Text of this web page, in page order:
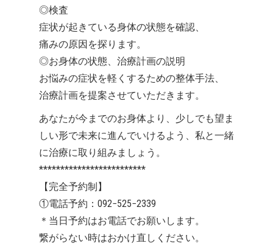
◎検査
症状が起きている身体の状態を確認、
痛みの原因を探ります。
◎お身体の状態、治療計画の説明
お悩みの症状を軽くするための整体手法、
治療計画を提案させていただきます。
あなたが今までのお身体より、少しでも望ま
しい形で未来に進んでいけるよう、私と一緒
に治療に取り組みましょう。
*************************
【完全予約制】
①電話予約：092−525−2339
＊当日予約はお電話でお願いします。
繋がらない時はおかけ直しください。